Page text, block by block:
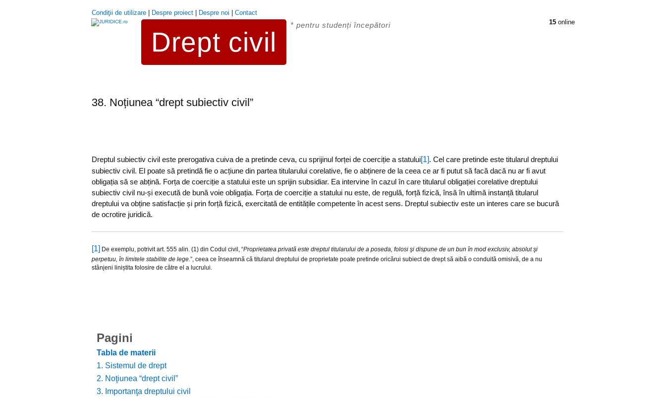
Condiţii de utilizare| Despre proiect| Despre noi Contact
Drept civil
15online
* pentru studenți începători
38. Noțiunea “drept subiectiv civil”
Dreptul subiectiv civil este prerogativa cuiva de a pretinde ceva, cu sprijinul forței de coerciție a statului[1]. Cel care pretinde este titularul dreptului
subiectiv civil. El poate să pretindă fie o acțiune din partea titularului corelative, fie o abținere de la ceea ce ar fi putut să facă dacă nu ar fi avut
obligația să se abțină. Forța de coerciție a statului este un sprijin subsidiar. Ea intervine în cazul în care titularul obligației corelative dreptului
subiectiv civil nu-și execută de bună voie obligația. Forța de coerciție a statului nu este, de regulă, forță fizică, însă în ultimă instanță titularul
dreptului va obține satisfacție și prin forță fizică, exercitată de entitățile competente în acest sens. Dreptul subiectiv este un interes care se bucură
de ocrotire juridică.
[1] De exemplu, potrivit art. 555 alin. (1) din Codul civil, “Proprietatea privată este dreptul titularului de a poseda, folosi şi dispune de un bun în mod exclusiv, absolut şi
perpetuu, în limitele stabilite de lege. ”, ceea ce înseamnă că titularul dreptului de proprietate poate pretinde oricărui subiect de drept să aibă o conduită omisivă, de a nu
stânjeni liniștita folosire de către el a lucrului.
Pagini
Tabla de materii
1. Sistemul de drept
2. Noţiunea “drept civil”
3. Importanţa dreptului civil